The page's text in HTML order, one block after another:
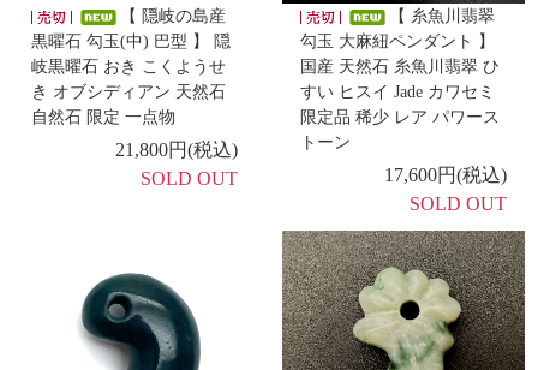
7/8
【 茨城県常陸大宮産めのう 勾玉 大 】
7/6
-新着商品 -
【 セレナイト うさぎ コースターセット 】
【 隠岐の島産黒曜石 かっこみ加工 】
7/2
-新着商品 -
【 パイライト 原石（立方体結晶付き母岩） 】
【 隠岐の島産
黒曜石 勾玉(中) 巴型 】 隠
岐黒曜石 おき こくようせ
き オブシディアン 天然石
自然石 限定 一点物
21,800円(税込)
SOLD OUT
【 糸魚川翡翠
勾玉 大麻紐ペンダント 】
国産 天然石 糸魚川翡翠 ひ
すい ヒスイ Jade カワセミ
限定品 稀少 レア パワース
トーン
17,600円(税込)
SOLD OUT